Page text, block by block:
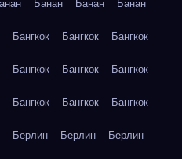
Банан Банан Банан
Бангкок Бангкок Бангкок
Бангкок Бангкок Бангкок
Бангкок Бангкок Бангкок
Берлин Берлин Берлин